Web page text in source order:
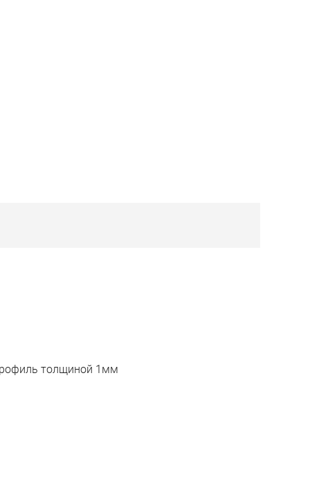
толщиной 1мм